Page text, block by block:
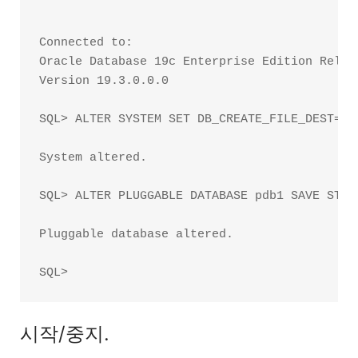
Connected to:
Oracle Database 19c Enterprise Edition
Version 19.3.0.0.0
SQL> ALTER SYSTEM SET
System altered.
SQL> ALTER PLUGGABLE DATABASE pdb1 SAVE
Pluggable database altered.
시작/중지.